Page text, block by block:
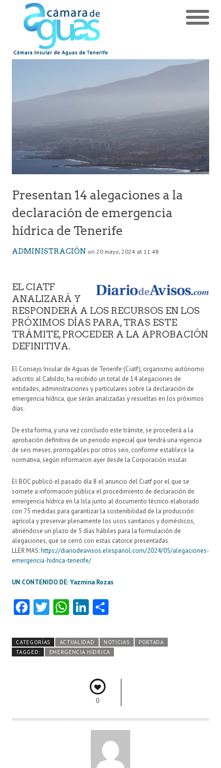
Presentan 14 alegaciones a la
declaración de emergencia
hídrica de Tenerife
ADMINISTRACIÓN on 20 mayo, 2024 at 11:48
EL CIATF
ANALIZARÁ Y
RESPONDERÁ A LOS RECURSOS EN LOS
PRÓXIMOS DÍAS PARA, TRAS ESTE
TRÁMITE, PROCEDER A LA APROBACIÓN
DEFINITIVA.
El Consejo Insular de Aguas de Tenerife (Ciatf), organismo autónomo
adscrito al Cabildo, ha recibido un total de 14 alegaciones de
entidades, administraciones y particulares sobre la declaración de
emergencia hídrica, que serán analizadas y resueltas en los próximos
días.
De esta forma, y una vez concluido este trámite, se procederá a la
aprobación definitiva de un periodo especial que tendrá una vigencia
de seis meses, prorrogables por otros seis, conforme establece la
normativa, según informaron ayer desde la Corporación insular.
El BOC publicó el pasado día 8 el anuncio del Ciatf por el que se
somete a información pública el procedimiento de declaración de
emergencia hídrica en la Isla junto al documento técnico elaborado
con 75 medidas para garantizar la sostenibilidad de la producción
agrícola y preservar plenamente los usos sanitarios y domésticos,
abriéndose un plazo de 5 días hábiles para la formulación de
alegaciones, que se cerró con estas catorce presentadas.
LLER MAS:https://diariodeavisos.elespanol.com/2024/05/alegaciones-
emergencia-hidrica-tenerife/
UN CONTENIDO DE: Yazmina Rozas
Fa
b
o
T
itt
er
W
ts
A
Li
e
dI
m
pa
CATEGORÍAS ACTUALIDAD NOTICIAS
PORTADA
TAGGED:
EMERGENCIA HÍDRICA
0